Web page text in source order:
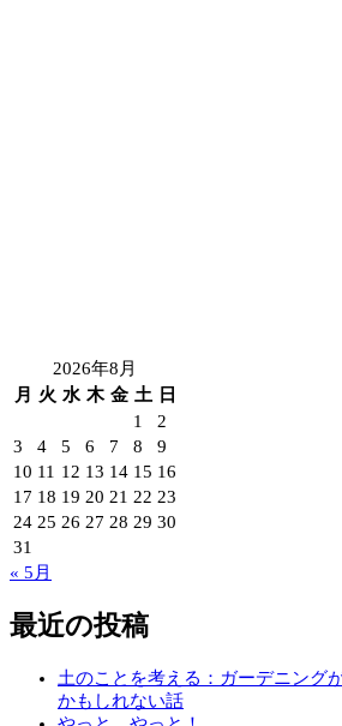
2026年8月
月
火 水 木 金 土 日
1
2
3
4 5 6 7 8
9
10 11 12 13 14 15 16
17 18 19 20 21 22 23
24 25 26 27 28 29 30
31
« 5月
最近の投稿
土のことを考える：ガーデニング
かもしれない話